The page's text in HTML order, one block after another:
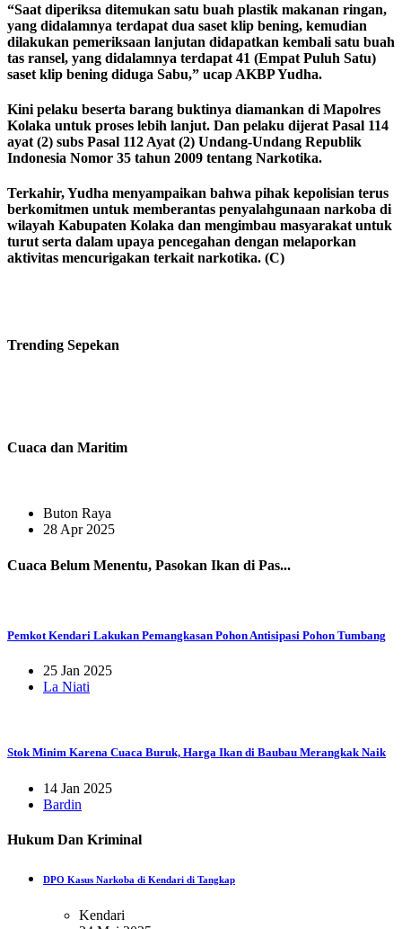
“Saat diperiksa ditemukan satu buah plastik makanan ringan,
yang didalamnya terdapat dua saset klip bening, kemudian
dilakukan pemeriksaan lanjutan didapatkan kembali satu buah
tas ransel, yang didalamnya terdapat 41 (Empat Puluh Satu)
saset klip bening diduga Sabu,” ucap AKBP Yudha.
Kini pelaku beserta barang buktinya diamankan di Mapolres
Kolaka untuk proses lebih lanjut. Dan pelaku dijerat Pasal 114
ayat (2) subs Pasal 112 Ayat (2) Undang-Undang Republik
Indonesia Nomor 35 tahun 2009 tentang Narkotika.
Terkahir, Yudha menyampaikan bahwa pihak kepolisian terus
berkomitmen untuk memberantas penyalahgunaan narkoba di
wilayah Kabupaten Kolaka dan mengimbau masyarakat untuk
turut serta dalam upaya pencegahan dengan melaporkan
aktivitas mencurigakan terkait narkotika. (C)
Trending Sepekan
Cuaca dan Maritim
Buton Raya
28 Apr 2025
Cuaca Belum Menentu, Pasokan Ikan di Pas...
Pemkot Kendari Lakukan Pemangkasan Pohon Antisipasi Pohon Tumbang
25 Jan 2025
La Niati
Stok Minim Karena Cuaca Buruk, Harga Ikan di Baubau Merangkak Naik
14 Jan 2025
Bardin
Hukum Dan Kriminal
DPO Kasus Narkoba di Kendari di Tangkap
Kendari